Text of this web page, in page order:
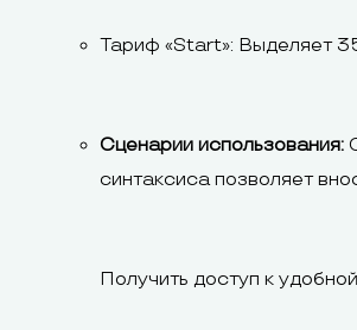
Тариф «Start»: Выделяет
Сценарии использования:
синтаксиса позволяет
Получить доступ к